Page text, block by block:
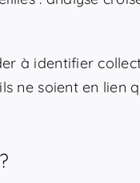
à identifier
ne soient en lien